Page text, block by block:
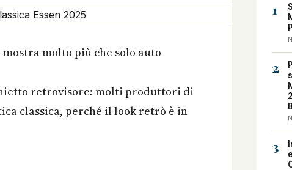
molto più che solo auto
retrovisore: molti produttori di
classica, perché il look retrò è in
1
2
3